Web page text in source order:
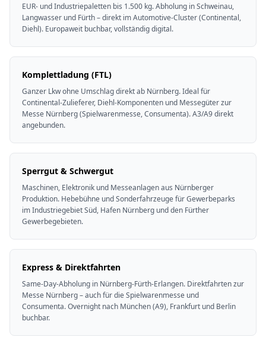
EUR- und Industriepaletten bis 1.500 kg. Abholung in Schweinau,
Langwasser und Fürth – direkt im Automotive-Cluster (Continental,
Diehl). Europaweit buchbar, vollständig digital.
Komplettladung (FTL)
Ganzer Lkw ohne Umschlag direkt ab Nürnberg. Ideal für
Continental-Zulieferer, Diehl-Komponenten und Messegüter zur
Messe Nürnberg (Spielwarenmesse, Consumenta). A3/A9 direkt
angebunden.
Sperrgut & Schwergut
Maschinen, Elektronik und Messeanlagen aus Nürnberger
Produktion. Hebebühne und Sonderfahrzeuge für Gewerbeparks
im Industriegebiet Süd, Hafen Nürnberg und den Fürther
Gewerbegebieten.
Express & Direktfahrten
Same-Day-Abholung in Nürnberg-Fürth-Erlangen. Direktfahrten zur
Messe Nürnberg – auch für die Spielwarenmesse und
Consumenta. Overnight nach München (A9), Frankfurt und Berlin
buchbar.